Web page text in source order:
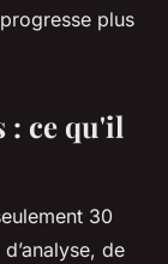
plus
: ce qu'il
30
de